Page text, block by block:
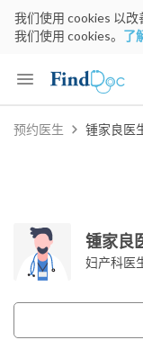
我们使用 cookies 以
我们使用 cookies。 了
Keyword
预约医生 锺家良医
锺家良
妇产科医